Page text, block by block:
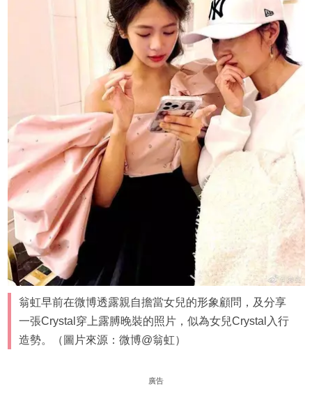
翁虹早前在微博透露親自擔當女兒的形象顧問，及分享
一張Crystal穿上露膊晚裝的照片，似為女兒Crystal入行
造勢。（圖片來源：微博@翁虹）
廣告